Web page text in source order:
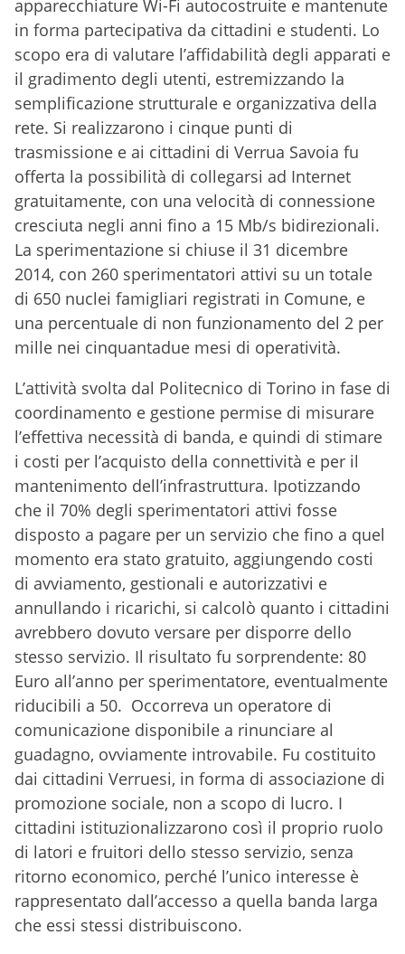
apparecchiature Wi-Fi autocostruite e mantenute
in forma partecipativa da cittadini e studenti. Lo
scopo era di valutare l’affidabilità degli apparati e
il gradimento degli utenti, estremizzando la
semplificazione strutturale e organizzativa della
rete. Si realizzarono i cinque punti di
trasmissione e ai cittadini di Verrua Savoia fu
offerta la possibilità di collegarsi ad Internet
gratuitamente, con una velocità di connessione
cresciuta negli anni fino a 15 Mb/s bidirezionali.
La sperimentazione si chiuse il 31 dicembre
2014, con 260 sperimentatori attivi su un totale
di 650 nuclei famigliari registrati in Comune, e
una percentuale di non funzionamento del 2 per
mille nei cinquantadue mesi di operatività.
L’attività svolta dal Politecnico di Torino in fase di
coordinamento e gestione permise di misurare
l’effettiva necessità di banda, e quindi di stimare
i costi per l’acquisto della connettività e per il
mantenimento dell’infrastruttura. Ipotizzando
che il 70% degli sperimentatori attivi fosse
disposto a pagare per un servizio che fino a quel
momento era stato gratuito, aggiungendo costi
di avviamento, gestionali e autorizzativi e
annullando i ricarichi, si calcolò quanto i cittadini
avrebbero dovuto versare per disporre dello
stesso servizio. Il risultato fu sorprendente: 80
Euro all’anno per sperimentatore, eventualmente
riducibili a 50. Occorreva un operatore di
comunicazione disponibile a rinunciare al
guadagno, ovviamente introvabile. Fu costituito
dai cittadini Verruesi, in forma di associazione di
promozione sociale, non a scopo di lucro. I
cittadini istituzionalizzarono così il proprio ruolo
di latori e fruitori dello stesso servizio, senza
ritorno economico, perché l’unico interesse è
rappresentato dall’accesso a quella banda larga
che essi stessi distribuiscono.